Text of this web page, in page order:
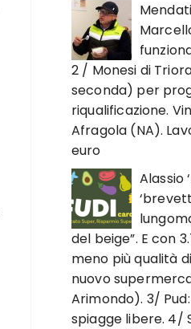
2 / Monesi di
seconda) per
riqualificazione.
Afragola (NA).
euro
Alassio
del beige”. E con
meno più qualità
nuovo
Arimondo). 3/
spiagge libere. 4/